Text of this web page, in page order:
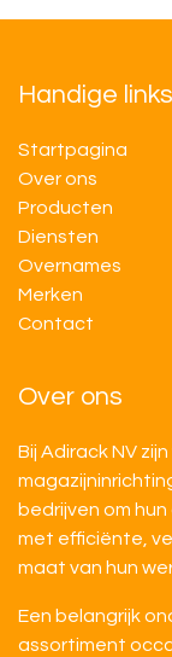
Handige links
Startpagina
Over ons
Producten
Diensten
Overnames
M​​erken
Contact
Over ons
Bij Adirack NV
bedrijven om
met efficiënte,
maat van hun
Een belangrijk
assortiment